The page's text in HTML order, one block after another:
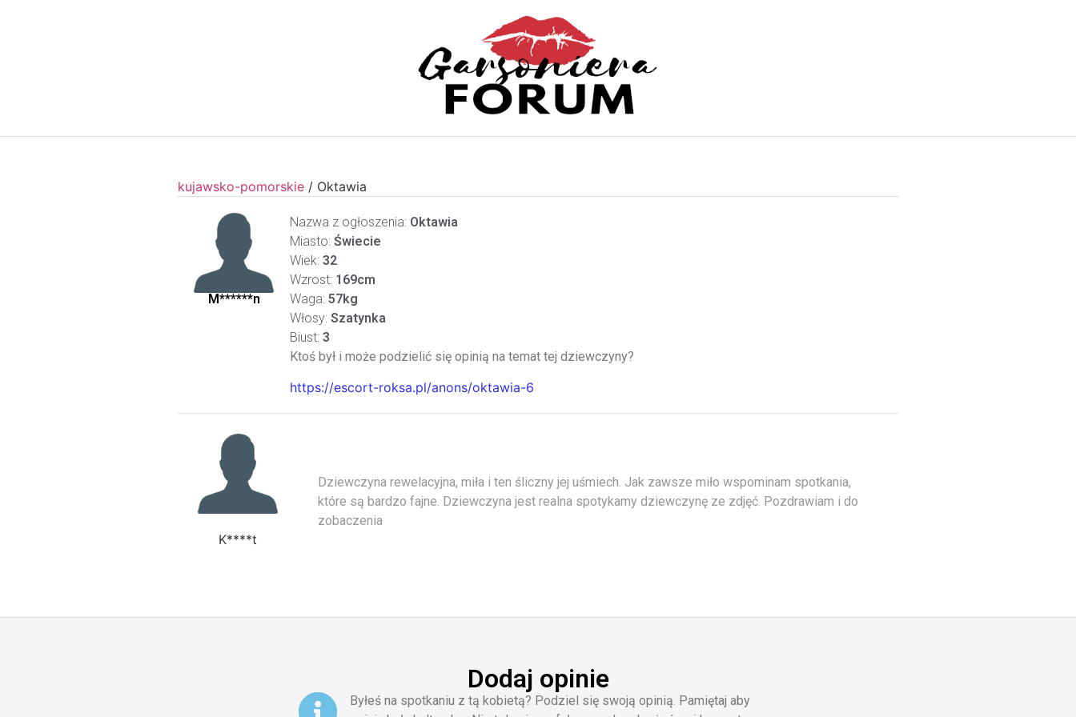
kujawsko-pomorskie / Oktawia
M******n
Nazwa z ogłoszenia: Oktawia
Miasto: Świecie
Wiek: 32
Wzrost: 169cm
Waga: 57kg
Włosy: Szatynka
Biust: 3
Ktoś był i może podzielić się opinią na temat tej dziewczyny?
https://escort-roksa.pl/anons/oktawia-6
K****t
Dziewczyna rewelacyjna, miła i ten śliczny jej uśmiech. Jak zawsze miło wspominam spotkania,
które są bardzo fajne. Dziewczyna jest realna spotykamy dziewczynę ze zdjęć. Pozdrawiam i do
zobaczenia
Dodaj opinie
Byłeś na spotkaniu z tą kobietą? Podziel się swoją opinią. Pamiętaj aby